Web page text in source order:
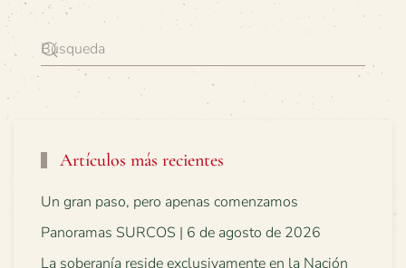
Artículos más recientes
Un gran paso, pero apenas comenzamos
Panoramas SURCOS | 6 de agosto de 2026
La soberanía reside exclusivamente en la Nación